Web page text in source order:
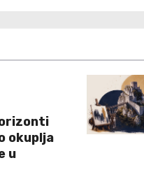
okuplja
u